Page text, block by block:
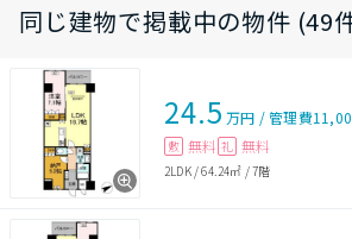
同じ建物で掲載中の物件 (49
24.5 万円 /管理費
敷 無料 礼 無料
2LDK/64.24㎡ /7階